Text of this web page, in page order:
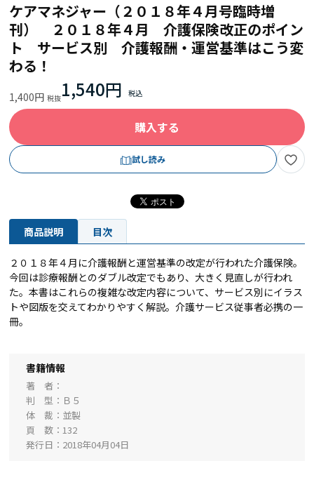
ケアマネジャー（２０１８年４月号臨時増
刊） ２０１８年４月 介護保険改正のポイン
ト サービス別 介護報酬・運営基準はこう変
わる！
1,400円 1,540円
購入する
試し読み
商品説明 目次
２０１８年４月に介護報酬と運営基準の改定が行われた介護保険。
今回は診療報酬とのダブル改定でもあり、大きく見直しが行われ
た。本書はこれらの複雑な改定内容について、サービス別にイラス
トや図版を交えてわかりやすく解説。介護サービス従事者必携の一
冊。
書籍情報
著 者
判 型
Ｂ５
体 裁
並製
頁 数
132
発行日
2018年04月04日